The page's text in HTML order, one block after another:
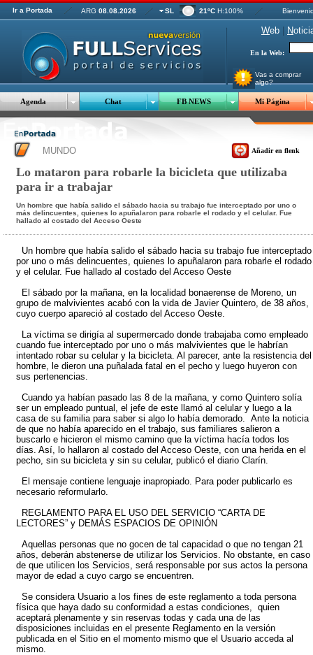
Ir a Portada ARG 08.08.2026 SL 21ºC H:100%
Web N
En la Web:
Vas a comprar
algo?
Agenda Chat FB NEWS Mi Página
MUNDO Añadir en flenk
Lo mataron para robarle la bicicleta que utilizaba
para ir a trabajar
Un hombre que había salido el sábado hacia su trabajo fue interceptado por uno o
más delincuentes, quienes lo apuñalaron para robarle el rodado y el celular. Fue
hallado al costado del Acceso Oeste
Un hombre que había salido el sábado hacia su trabajo fue interceptado
por uno o más delincuentes, quienes lo apuñalaron para robarle el rodado
y el celular. Fue hallado al costado del Acceso Oeste
El sábado por la mañana, en la localidad bonaerense de Moreno, un
grupo de malvivientes acabó con la vida de Javier Quintero, de 38 años,
cuyo cuerpo apareció al costado del Acceso Oeste.
La víctima se dirigía al supermercado donde trabajaba como empleado
cuando fue interceptado por uno o más malvivientes que le habrían
intentado robar su celular y la bicicleta. Al parecer, ante la resistencia del
hombre, le dieron una puñalada fatal en el pecho y luego huyeron con
sus pertenencias.
Cuando ya habían pasado las 8 de la mañana, y como Quintero solía
ser un empleado puntual, el jefe de este llamó al celular y luego a la
casa de su familia para saber si algo lo había demorado. Ante la noticia
de que no había aparecido en el trabajo, sus familiares salieron a
buscarlo e hicieron el mismo camino que la víctima hacía todos los
días. Así, lo hallaron al costado del Acceso Oeste, con una herida en el
pecho, sin su bicicleta y sin su celular, publicó el diario Clarín.
El mensaje contiene lenguaje inapropiado. Para poder publicarlo es
necesario reformularlo.
REGLAMENTO PARA EL USO DEL SERVICIO “CARTA DE
LECTORES” y DEMÁS ESPACIOS DE OPINIÓN
Aquellas personas que no gocen de tal capacidad o que no tengan 21
años, deberán abstenerse de utilizar los Servicios. No obstante, en caso
de que utilicen los Servicios, será responsable por sus actos la persona
mayor de edad a cuyo cargo se encuentren.
Se considera Usuario a los fines de este reglamento a toda persona
física que haya dado su conformidad a estas condiciones, quien
aceptará plenamente y sin reservas todas y cada una de las
disposiciones incluidas en el presente Reglamento en la versión
publicada en el Sitio en el momento mismo que el Usuario acceda al
mismo.